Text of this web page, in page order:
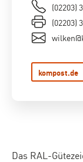
(02203)
(02203)
kompost.de
Das RAL-